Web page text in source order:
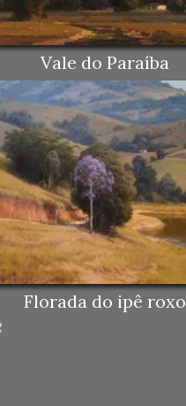
Vale do Paraíba
Florada do ipê roxo